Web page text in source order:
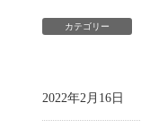
カテゴリー
2022年2月16日